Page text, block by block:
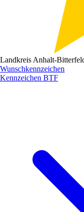
Landkreis Anhalt-
Wunschkennzeichen
Kennzeichen BTF